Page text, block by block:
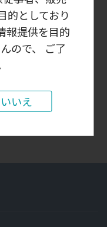
場合
ユーザー登録
的としており
報提供を目的
ので、 ご了
いいえ